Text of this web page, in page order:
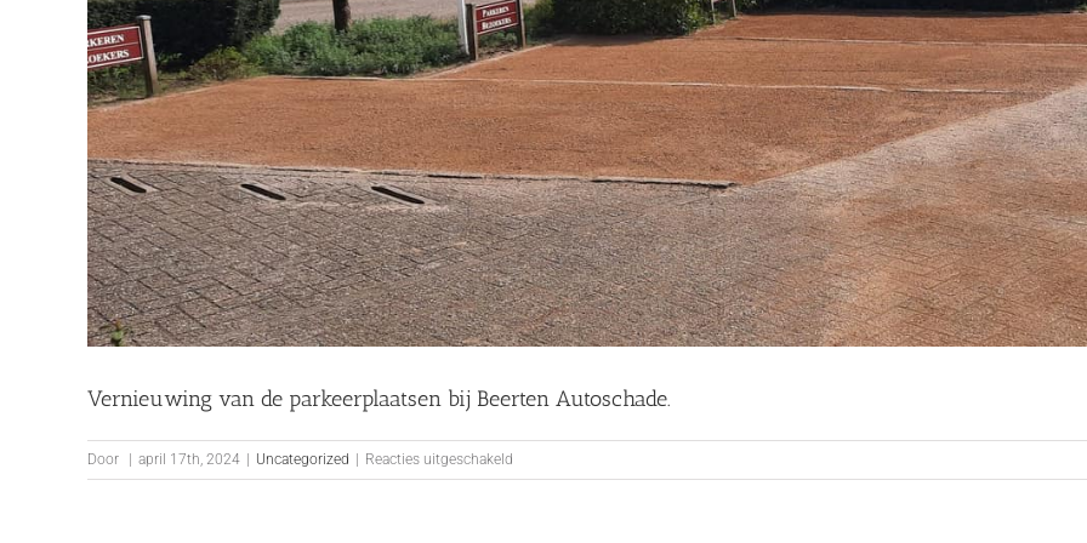
Vernieuwing van de parkeerplaatsen bij Beerten Autoschade.
Door april 17th, 2024 Uncategorized Reacties uitgeschakeld
Vernieuwing